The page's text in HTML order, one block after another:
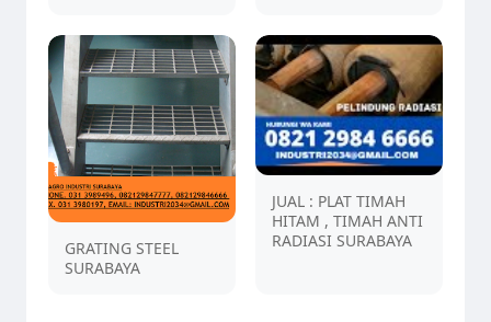
GRATING STEEL
SURABAYA
JUAL : PLAT TIMAH
HITAM , TIMAH ANTI
RADIASI SURABAYA